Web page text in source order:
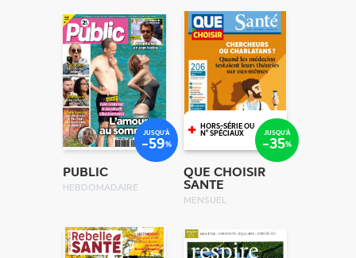
JUSQU'À
-59%
PUBLIC
HEBDOMADAIRE
+ HORS-SÉRIE OU
N° SPÉCIAUX JUSQU'À
-35%
QUE CHOISIR
SANTE
MENSUEL